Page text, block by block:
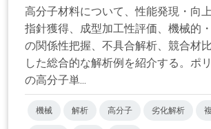
高分子材料について、性能発現・向
指針獲得、成型加工性評価、機械的
の関係性把握、不具合解析、競合材
した総合的な解析例を紹介する。ポ
の高分子単...
機械 解析 高分子 劣化解析